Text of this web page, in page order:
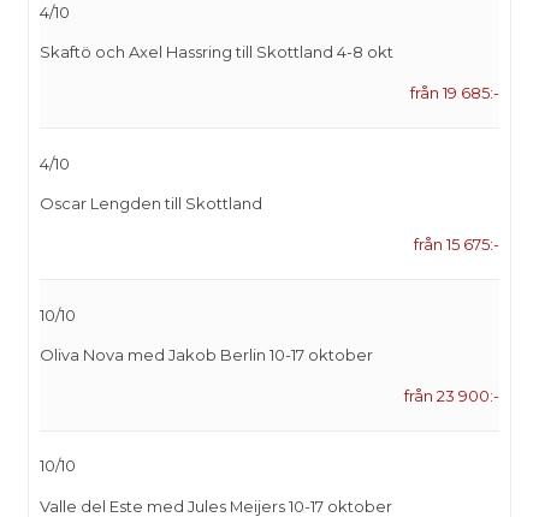
4/10
Skaftö och Axel Hassring till Skottland 4-8 okt
från 19 685:-
4/10
Oscar Lengden till Skottland
från 15 675:-
10/10
Oliva Nova med Jakob Berlin 10-17 oktober
från 23 900:-
10/10
Valle del Este med Jules Meijers 10-17 oktober